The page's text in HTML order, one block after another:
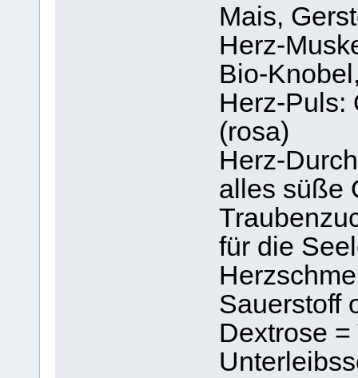
Mais,
Herz-
Bio-
Herz-Puls:
(rosa)
Herz-
alles süße
für die
Sauerstoff
Dextrose